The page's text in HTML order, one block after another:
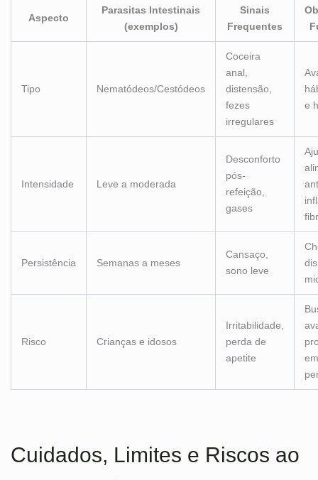
Aspecto
Parasitas Intestinais
(exemplos)
Sinais
Frequentes
Tipo Nematódeos/Cestódeos
Coceira
anal,
distensão,
fezes
irregulares
e
Intensidade Leve a moderada
Desconforto
pós-
refeição,
gases
Persistência Semanas a meses
Cansaço,
sono leve
Risco Crianças e idosos
Irritabilidade,
perda de
apetite
Cuidados, Limites e Riscos ao